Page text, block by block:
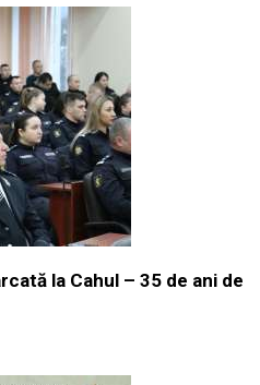
la Cahul – 35 de ani de